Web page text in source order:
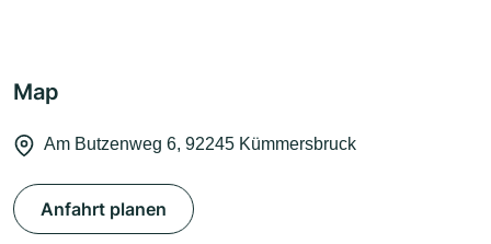
Map
Am Butzenweg 6, 92245 Kümmersbruck
Anfahrt planen